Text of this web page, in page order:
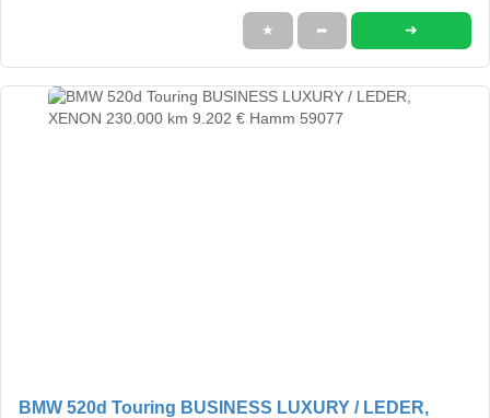
★ ➦ ➜
BMW 520d Touring BUSINESS LUXURY / LEDER,